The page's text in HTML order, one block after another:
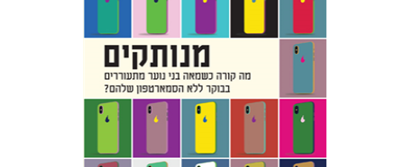
מנחם בלונדהיים